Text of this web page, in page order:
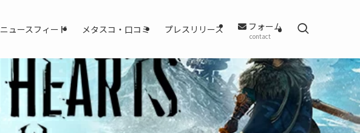
ニュースフィード メタスコ・口コミ プレスリリース フォーム
contact